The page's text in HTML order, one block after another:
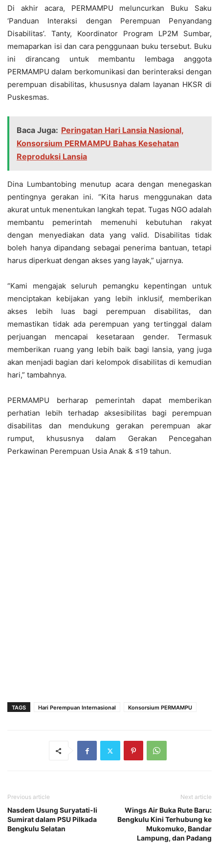
Di akhir acara, PERMAMPU meluncurkan Buku Saku
‘Panduan Interaksi dengan Perempuan Penyandang
Disabilitas’. Tanty, Koordinator Program LP2M Sumbar,
memaparkan isi dan cara penggunaan buku tersebut. Buku
ini dirancang untuk membantu lembaga anggota
PERMAMPU dalam berkomunikasi dan berinteraksi dengan
perempuan disabilitas, khususnya dalam layanan HKSR di
Puskesmas.
Baca Juga: Peringatan Hari Lansia Nasional,
Konsorsium PERMAMPU Bahas Kesehatan
Reproduksi Lansia
Dina Lumbantobing menutup acara dengan menegaskan
pentingnya gerakan ini. “Kita harus menggunakan data
akurat untuk menentukan langkah tepat. Tugas NGO adalah
membantu pemerintah memenuhi kebutuhan rakyat
dengan menyediakan data yang valid. Disabilitas tidak
boleh hanya dipandang sebagai penerima bantuan, tetapi
harus diperkuat dengan akses yang layak,” ujarnya.
“Kami mengajak seluruh pemangku kepentingan untuk
menciptakan kebijakan yang lebih inklusif, memberikan
akses lebih luas bagi perempuan disabilitas, dan
memastikan tidak ada perempuan yang tertinggal dalam
perjuangan mencapai kesetaraan gender. Termasuk
memberikan ruang yang lebih baik bagi lansia, yang juga
akan menjadi bagian dari kelompok disabilitas di kemudian
hari,” tambahnya.
PERMAMPU berharap pemerintah dapat memberikan
perhatian lebih terhadap aksesibilitas bagi perempuan
disabilitas dan mendukung gerakan perempuan akar
rumput, khususnya dalam Gerakan Pencegahan
Perkawinan Perempuan Usia Anak & ≤19 tahun.
TAGS Hari Perempuan Internasional Konsorsium PERMAMPU
Previous article
Nasdem Usung Suryatati-Ii
Sumirat dalam PSU Pilkada
Bengkulu Selatan
Next article
Wings Air Buka Rute Baru:
Bengkulu Kini Terhubung ke
Mukomuko, Bandar
Lampung, dan Padang